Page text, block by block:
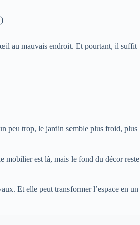
au mauvais endroit. Et pourtant, il suffit
peu trop, le jardin semble plus froid, plus
mobilier est là, mais le fond du décor reste
Et elle peut transformer l’espace en un